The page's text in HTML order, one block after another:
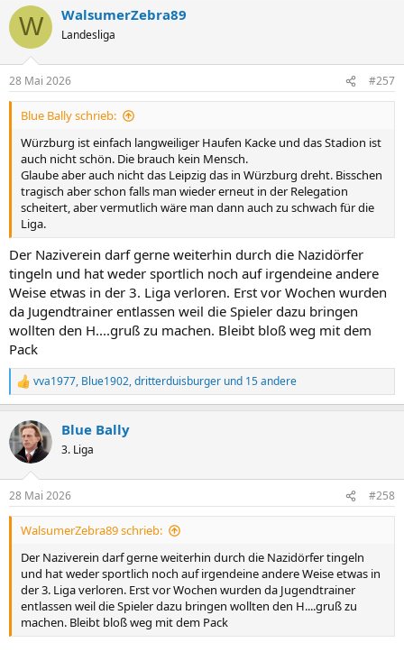
k
i
e
n
W WalsumerZebra89
Landesliga
28 Mai 2026 #257
Blue Bally schrieb:
Würzburg ist einfach langweiliger Haufen Kacke und das Stadion ist
auch nicht schön. Die brauch kein Mensch.
Glaube aber auch nicht das Leipzig das in Würzburg dreht. Bisschen
tragisch aber schon falls man wieder erneut in der Relegation
scheitert, aber vermutlich wäre man dann auch zu schwach für die
Liga.
Der Naziverein darf gerne weiterhin durch die Nazidörfer
tingeln und hat weder sportlich noch auf irgendeine andere
Weise etwas in der 3. Liga verloren. Erst vor Wochen wurden
da Jugendtrainer entlassen weil die Spieler dazu bringen
wollten den H....gruß zu machen. Bleibt bloß weg mit dem
Pack
R
e
k
t
i
e
n
vva1977, Blue1902,dritterduisburger und 15 andere
Blue Bally
3. Liga
28 Mai 2026 #258
WalsumerZebra89 schrieb:
Der Naziverein darf gerne weiterhin durch die Nazidörfer tingeln
und hat weder sportlich noch auf irgendeine andere Weise etwas in
der 3. Liga verloren. Erst vor Wochen wurden da Jugendtrainer
entlassen weil die Spieler dazu bringen wollten den H....gruß zu
machen. Bleibt bloß weg mit dem Pack